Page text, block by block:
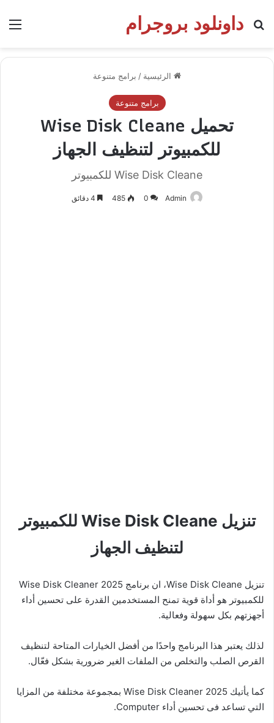
داونلود بروجرام
بحث عن
الرئيسية / برامج متنوعة
برامج متنوعة
تحميل Wise Disk Cleane
للكمبيوتر لتنظيف الجهاز
Wise Disk Cleane للكمبيوتر
Admin
0
485
تنزيل Wise Disk Cleane للكمبيوتر
لتنظيف الجهاز
تنزيل Wise Disk Cleane، ان برنامج Wise Disk Cleaner 2025
للكمبيوتر هو أداة قوية تمنح المستخدمين القدرة على تحسين أداء
أجهزتهم بكل سهولة وفعالية.
لذلك يعتبر هذا البرنامج واحدًا من أفضل الخيارات المتاحة لتنظيف
القرص الصلب والتخلص من الملفات الغير ضرورية بشكل فعّال.
كما يأتيك Wise Disk Cleaner 2025 بمجموعة مختلفة من المزايا
التي تساعد فى تحسين أداء Computer.